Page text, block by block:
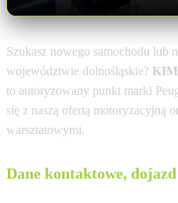
Szukasz nowego samochodu lub
województwie dolnośląskie? KIM
to autoryzowany punkt marki
się z naszą ofertą motoryzacyjną
warsztatowymi.
Dane kontaktowe,